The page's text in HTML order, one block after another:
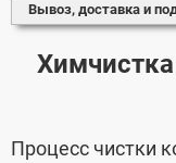
Вывоз, доставка и
Процесс чистки